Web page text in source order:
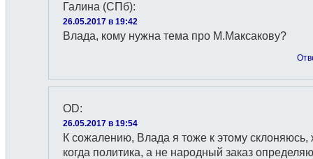
Галина (СПб):
26.05.2017 в 19:42
Влада, кому нужна тема про М.Максакову?
OD:
26.05.2017 в 19:54
К сожалению, Влада я тоже к этому склоняюсь,
когда политика, a не народный заказ